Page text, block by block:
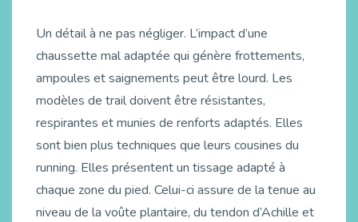
Un détail à ne pas négliger. L’impact d’une
chaussette mal adaptée qui génère frottements,
ampoules et saignements peut être lourd. Les
modèles de trail doivent être résistantes,
respirantes et munies de renforts adaptés. Elles
sont bien plus techniques que leurs cousines du
running. Elles présentent un tissage adapté à
chaque zone du pied. Celui-ci assure de la tenue au
niveau de la voûte plantaire, du tendon d’Achille et